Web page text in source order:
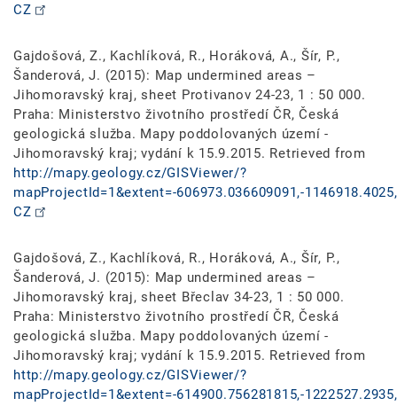
CZ
Gajdošová, Z., Kachlíková, R., Horáková, A., Šír, P.,
Šanderová, J. (2015): Map undermined areas –
Jihomoravský kraj, sheet Protivanov 24-23, 1 : 50 000.
Praha: Ministerstvo životního prostředí ČR, Česká
geologická služba. Mapy poddolovaných území -
Jihomoravský kraj; vydání k 15.9.2015. Retrieved from
http://mapy.geology.cz/GISViewer/?
mapProjectId=1&extent=-606973.036609091,-
CZ
Gajdošová, Z., Kachlíková, R., Horáková, A., Šír, P.,
Šanderová, J. (2015): Map undermined areas –
Jihomoravský kraj, sheet Břeclav 34-23, 1 : 50 000.
Praha: Ministerstvo životního prostředí ČR, Česká
geologická služba. Mapy poddolovaných území -
Jihomoravský kraj; vydání k 15.9.2015. Retrieved from
http://mapy.geology.cz/GISViewer/?
mapProjectId=1&extent=-614900.756281815,-